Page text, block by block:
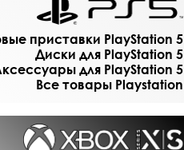
приставки PlayStation 5
Диски для PlayStation 5
для PlayStation 5
Все товары Playstation